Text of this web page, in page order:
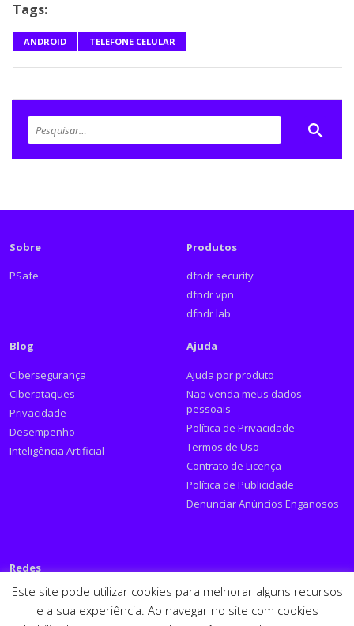
Tags:
ANDROID TELEFONE CELULAR
Sobre
PSafe
Produtos
dfndr security
dfndr vpn
dfndr lab
Blog
Cibersegurança
Ciberataques
Privacidade
Desempenho
Inteligência Artificial
Ajuda
Ajuda por produto
Nao venda meus dados
pessoais
Política de Privacidade
Termos de Uso
Contrato de Licença
Política de Publicidade
Denunciar Anúncios Enganosos
Redes
Siga a PSafe:
Este site pode utilizar cookies para melhorar alguns recursos
e a sua experiência. Ao navegar no site com cookies